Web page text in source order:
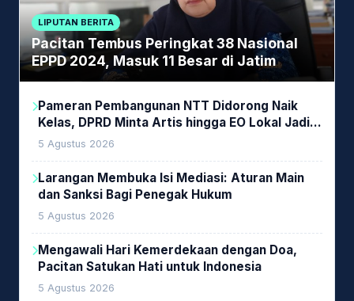
LIPUTAN BERITA
Pacitan Tembus Peringkat 38 Nasional
EPPD 2024, Masuk 11 Besar di Jatim
Pameran Pembangunan NTT Didorong Naik
Kelas, DPRD Minta Artis hingga EO Lokal Jadi
Prioritas
5 Agustus 2026
Larangan Membuka Isi Mediasi: Aturan Main
dan Sanksi Bagi Penegak Hukum
5 Agustus 2026
Mengawali Hari Kemerdekaan dengan Doa,
Pacitan Satukan Hati untuk Indonesia
5 Agustus 2026